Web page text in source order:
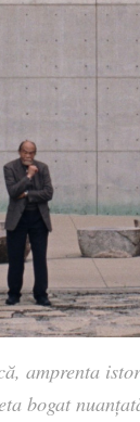
amprenta
bogat